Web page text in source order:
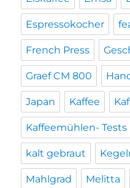
Espressokocher
French Press
Graef CM 800
Japan Kaffee
Kaffeemühlen- Tests
kalt gebraut
Mahlgrad Melitta